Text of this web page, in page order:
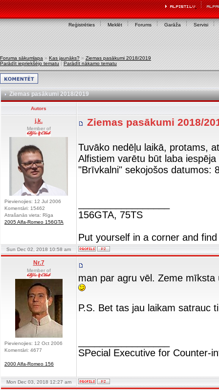
Reģistrēties Meklēt Forums Garāža Servisi
Foruma sākumlapa » Kas jaunāks? » Ziemas pasākumi 2018/2019
Parādīt iepriekšējo tematu | Parādīt nākamo tematu
Ziemas pasākumi 2018/2019
Autors
j.k.
Member of
Pievienojies: 12 Jul 2006
Komentāri: 15462
Atrašanās vieta: Rīga
2005 Alfa-Romeo 156GTA
Ziemas pasākumi 2018/
Tuvāko nedēļu laikā, protams,
Alfistiem varētu būt laba
"Brīvkalni" sekojošos datumos:
156GTA, 75TS
Put yourself in a corner and
Sun Dec 02, 2018 10:58 am
Nr.7
Member of
Pievienojies: 12 Oct 2006
Komentāri: 4677
2000 Alfa-Romeo 156
man par agru vēl. Zeme
P.S. Bet tas jau laikam satrauc
SPecial Executive for Counter-
Mon Dec 03, 2018 12:27 am